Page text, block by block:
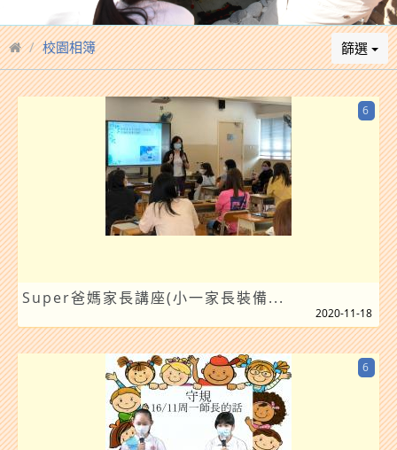
校園相簿 篩選
Super爸媽家長講座(小一家長裝備...
6
2020-11-18
6